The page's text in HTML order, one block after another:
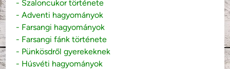
- Szaloncukor története
- Adventi hagyományok
- Farsangi hagyományok
- Farsangi fánk története
- Pünkösdről gyerekeknek
- Húsvéti hagyományok